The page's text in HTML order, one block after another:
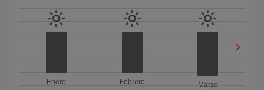
Enero
Febrero
Marzo